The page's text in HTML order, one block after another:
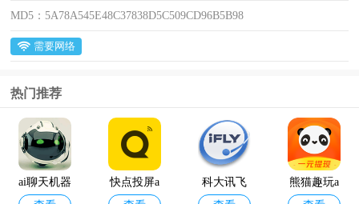
MD5： 5A78A545E48C37838D5C509CD96B5B98
需要网络
热门推荐
ai聊天机器
快点投屏a
科大讯飞
熊猫趣玩a